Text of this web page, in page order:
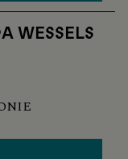
WESSELS